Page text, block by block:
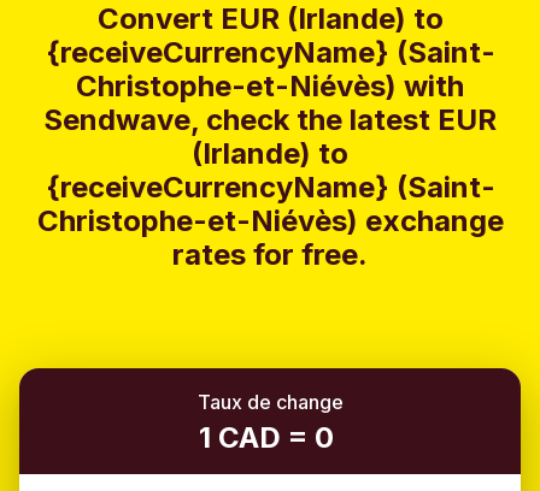
Convert EUR (Irlande) to
{receiveCurrencyName} (Saint-
Christophe-et-Niévès) with
Sendwave, check the latest EUR
(Irlande) to
{receiveCurrencyName} (Saint-
Christophe-et-Niévès) exchange
rates for free.
Taux de change
1 CAD = 0